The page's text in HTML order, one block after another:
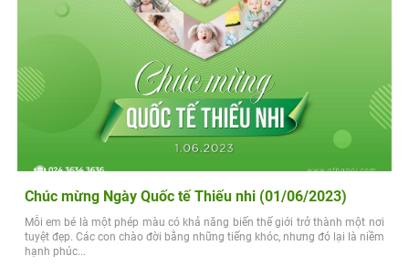
Chúc mừng Ngày Quốc tế Thiếu nhi (01/06/2023)
Mỗi em bé là một phép màu có khả năng biến thế giới trở thành một nơi
tuyệt đẹp. Các con chào đời bằng những tiếng khóc, nhưng đó lại là niềm
hạnh phúc...